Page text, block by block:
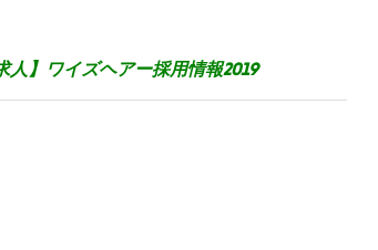
】ワイズヘアー採用情報2019